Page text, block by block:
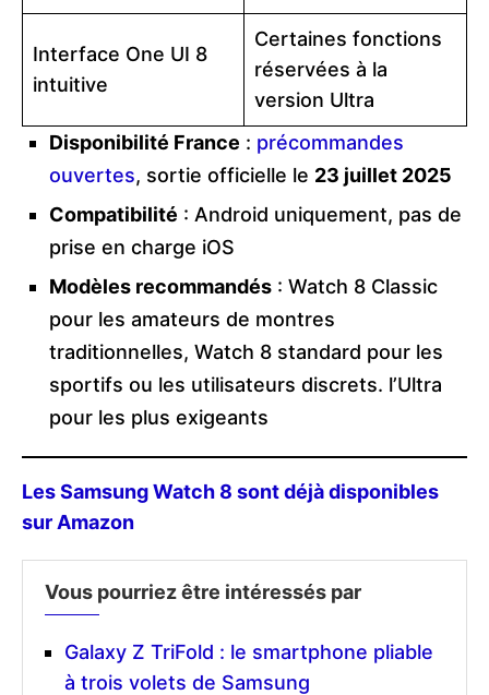
Interface One UI 8
intuitive
Certaines fonctions
réservées à la
version Ultra
Disponibilité France : précommandes
ouvertes, sortie officielle le 23 juillet 2025
Compatibilité : Android uniquement, pas de
prise en charge iOS
Modèles recommandés : Watch 8 Classic
pour les amateurs de montres
traditionnelles, Watch 8 standard pour les
sportifs ou les utilisateurs discrets. l’Ultra
pour les plus exigeants
Les Samsung Watch 8 sont déjà disponibles
sur Amazon
Vous pourriez être intéressés par
Galaxy Z TriFold : le smartphone pliable
à trois volets de Samsung